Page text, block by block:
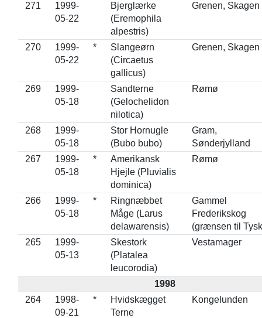
271
1999-
05-22
Bjerglærke
(Eremophila
alpestris)
Grenen, Skagen
270
1999-
05-22
*
Slangeørn
(Circaetus
gallicus)
Grenen, Skagen
269
1999-
05-18
Sandterne
(Gelochelidon
nilotica)
Rømø
268
1999-
05-18
Stor Hornugle
(Bubo bubo)
Gram,
Sønderjylland
267
1999-
05-18
*
Amerikansk
Hjejle (Pluvialis
dominica)
Rømø
266
1999-
05-18
*
Ringnæbbet
Måge (Larus
delawarensis)
Gammel
Frederikskog
(grænsen til
265
1999-
05-13
Skestork
(Platalea
leucorodia)
Vestamager
1998
264
1998-
09-21
*
Hvidskægget
Terne
Kongelunden